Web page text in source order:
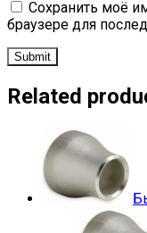
Сохранить моё
браузере для
Related